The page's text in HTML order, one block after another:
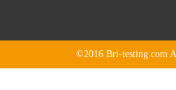
©2016Bri-testing.com